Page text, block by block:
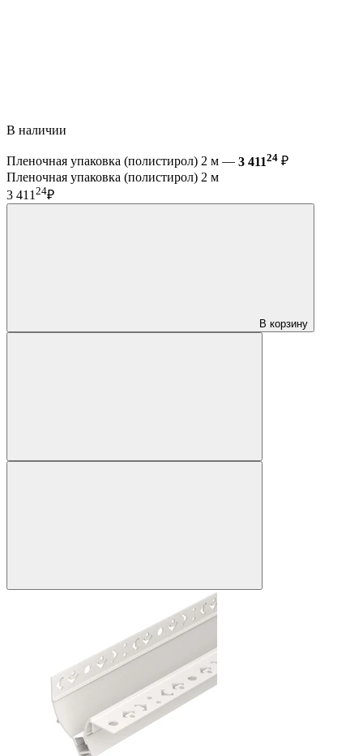
В наличии
Пленочная упаковка (полистирол) 2 м — 3 41124 ₽
Пленочная упаковка (полистирол) 2 м
3 411 24₽
В корзину